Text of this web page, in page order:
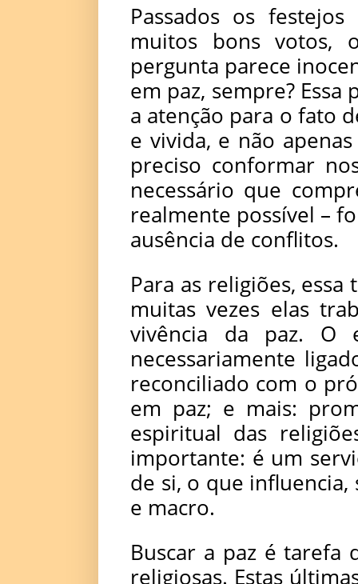
Passados os
muitos bons votos,
pergunta parece
em paz, sempre?
a atenção para o fato
e vivida, e não
preciso conformar
necessário que
realmente possível –
ausência de conflitos.
Para as religiões,
muitas vezes elas
vivência da paz.
necessariamente
reconciliado com o
em paz; e mais:
espiritual das
importante: é um
de si, o que
e macro.
Buscar a paz é tarefa
religiosas. Estas